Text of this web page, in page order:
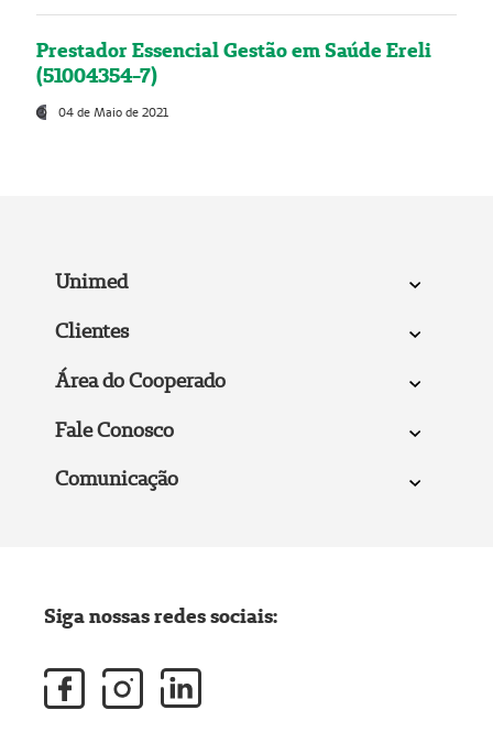
Prestador Essencial Gestão em Saúde Ereli
(51004354-7)
04 de Maio de 2021
Unimed
Clientes
Área do Cooperado
Fale Conosco
Comunicação
Siga nossas redes sociais: